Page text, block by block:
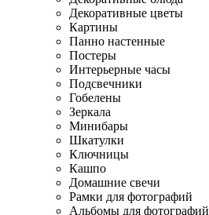
Декоративные цветы
Картины
Панно настенные
Постеры
Интерьерные часы
Подсвечники
Гобелены
Зеркала
Минибары
Шкатулки
Ключницы
Кашпо
Домашние свечи
Рамки для фотографий
Альбомы для фотографий